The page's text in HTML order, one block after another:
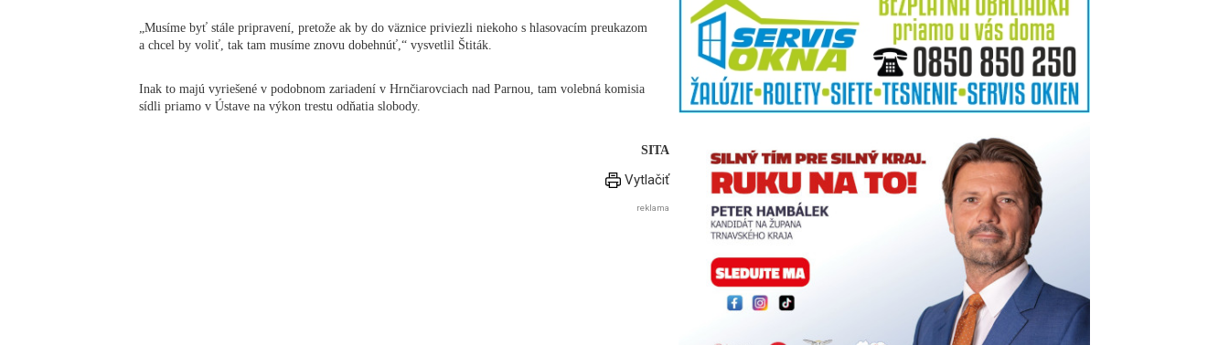
„Musíme byť stále pripravení, pretože ak by do väznice priviezli niekoho s hlasovacím preukazom
a chcel by voliť, tak tam musíme znovu dobehnúť,“ vysvetlil Štiták.
Inak to majú vyriešené v podobnom zariadení v Hrnčiarovciach nad Parnou, tam volebná komisia
sídli priamo v Ústave na výkon trestu odňatia slobody.
SITA
Vytlačiť
reklama